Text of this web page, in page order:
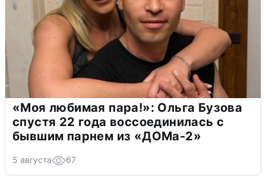
«Моя любимая пара!»: Ольга Бузова
спустя 22 года воссоединилась с
бывшим парнем из «ДОМа-2»
5 августа 67